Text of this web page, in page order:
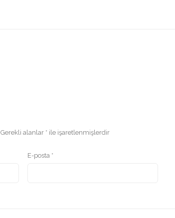
Gerekli alanlar * ile işaretlenmişlerdir
E-posta *